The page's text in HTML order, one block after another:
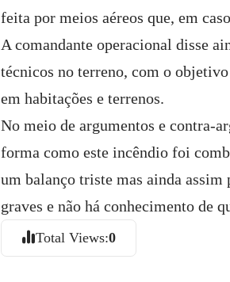
feita por meios aéreos que, em
A comandante operacional disse
técnicos no terreno, com o
em habitações e terrenos.
No meio de argumentos e contra-
forma como este incêndio foi
um balanço triste mas ainda
graves e não há conhecimento de
Total Views:0